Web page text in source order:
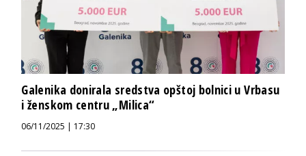
Galenika donirala sredstva opštoj bolnici u Vrbasu
i ženskom centru „Milica“
06/11/2025 | 17:30